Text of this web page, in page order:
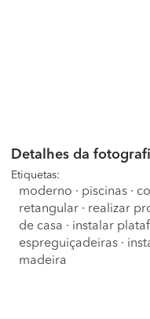
Detalhes da
Etiquetas:
moderno · piscinas ·
retangular · realizar
de casa · instalar
espreguiçadeiras ·
madeira